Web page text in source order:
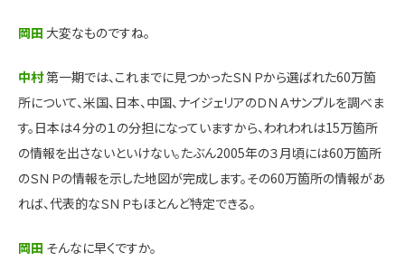
岡田 大変なものですね。
中村第一期では、これまでに見つかったＳＮＰから選ばれた60万箇
所について、米国、日本、中国、ナイジェリアのＤＮＡサンプルを調べま
す。日本は４分の１の分担になっていますから、われわれは15万箇所
の情報を出さないといけない。たぶん2005年の３月頃には60万箇所
のＳＮＰの情報を示した地図が完成します。その60万箇所の情報があ
れば、代表的なＳＮＰもほとんど特定できる。
岡田 そんなに早くですか。